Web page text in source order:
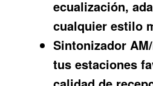
ecualización,
cualquier estilo
Sintonizador
tus estaciones